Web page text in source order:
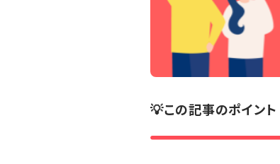
💡この記事のポイント